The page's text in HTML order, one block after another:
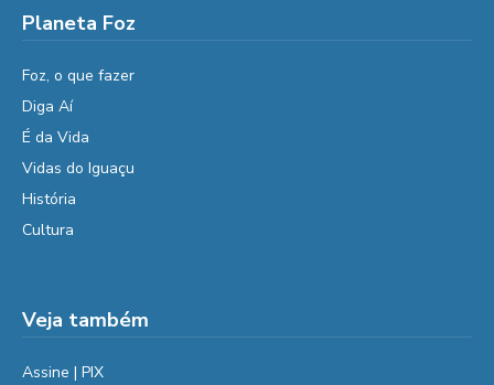
Planeta Foz
Foz, o que fazer
Diga Aí
É da Vida
Vidas do Iguaçu
História
Cultura
Veja também
Assine | PIX